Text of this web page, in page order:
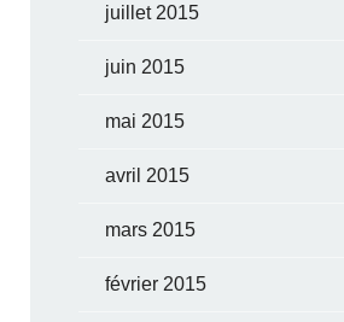
juillet 2015
juin 2015
mai 2015
avril 2015
mars 2015
février 2015